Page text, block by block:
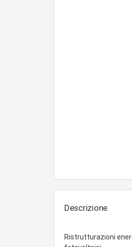
Descrizione
Ristrutturazioni